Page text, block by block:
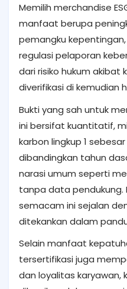
Memilih merchandise
manfaat berupa
pemangku
regulasi pelaporan
dari risiko hukum akibat
diverifikasi di kemudian
Bukti yang sah untuk
ini bersifat kuantitatif,
karbon lingkup 1
dibandingkan tahun
narasi umum seperti
tanpa data
semacam ini sejalan
ditekankan dalam
Selain manfaat
tersertifikasi juga
dan loyalitas karyawan,